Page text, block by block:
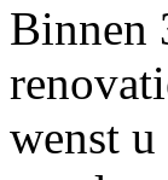
Binnen
wenst